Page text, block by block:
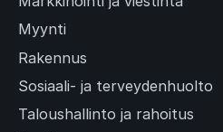
Myynti
Rakennus
Sosiaali- ja terveydenhuolto
Taloushallinto ja rahoitus